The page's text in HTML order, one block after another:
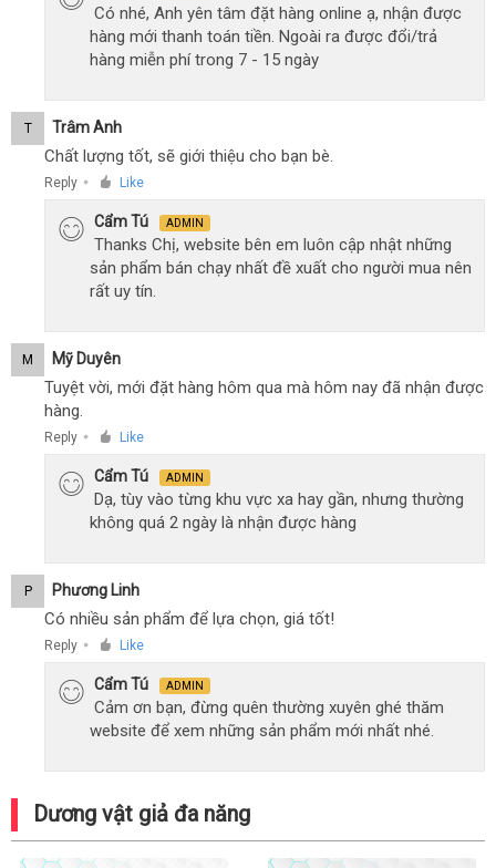
Có nhé, Anh yên tâm đặt hàng online ạ, nhận được
hàng mới thanh toán tiền. Ngoài ra được đổi/trả
hàng miễn phí trong 7 - 15 ngày
T Trâm Anh
Chất lượng tốt, sẽ giới thiệu cho bạn bè.
Reply ● Like
Cẩm Tú ADMIN
Thanks Chị, website bên em luôn cập nhật những
sản phẩm bán chạy nhất đề xuất cho người mua nên
rất uy tín.
M Mỹ Duyên
Tuyệt vời, mới đặt hàng hôm qua mà hôm nay đã nhận được
hàng.
Reply ● Like
Cẩm Tú ADMIN
Dạ, tùy vào từng khu vực xa hay gần, nhưng thường
không quá 2 ngày là nhận được hàng
P Phương Linh
Có nhiều sản phẩm để lựa chọn, giá tốt!
Reply ● Like
Cẩm Tú ADMIN
Cảm ơn bạn, đừng quên thường xuyên ghé thăm
website để xem những sản phẩm mới nhất nhé.
Dương vật giả đa năng